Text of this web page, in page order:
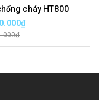
cháy HT800